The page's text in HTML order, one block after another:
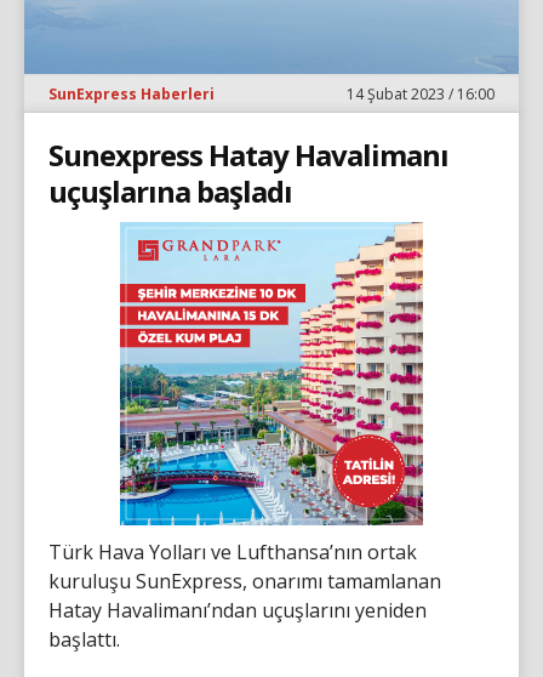
SunExpress Haberleri 14 Şubat 2023 / 16:00
Sunexpress Hatay Havalimanı
uçuşlarına başladı
Türk Hava Yolları ve Lufthansa’nın ortak
kuruluşu SunExpress, onarımı tamamlanan
Hatay Havalimanı’ndan uçuşlarını yeniden
başlattı.